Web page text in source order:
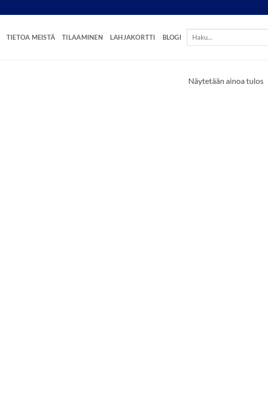
TIETOA MEISTÄ TILAAMINEN LAHJAKORTTI BLOGI
Etsi:
Näytetään ainoa tulos